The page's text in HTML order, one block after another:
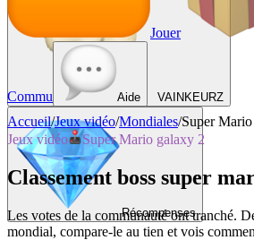
VAINKEURZ
Récompenses
Jouer
Commu Aide
Accueil/Jeux vidéo/Mondiales/Super
Jeux vidéo
Super Mario galaxy 2
Classement boss super
Les votes de la communauté ont tranché.
mondial, compare-le au tien et vois